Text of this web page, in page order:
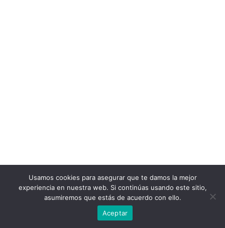
Usamos cookies para asegurar que te damos la mejor
experiencia en nuestra web. Si continúas usando este sitio,
asumiremos que estás de acuerdo con ello.
Aceptar